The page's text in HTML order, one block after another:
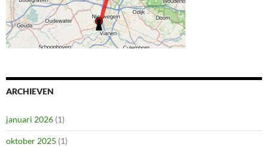
ARCHIEVEN
januari 2026 (1)
oktober 2025 (1)